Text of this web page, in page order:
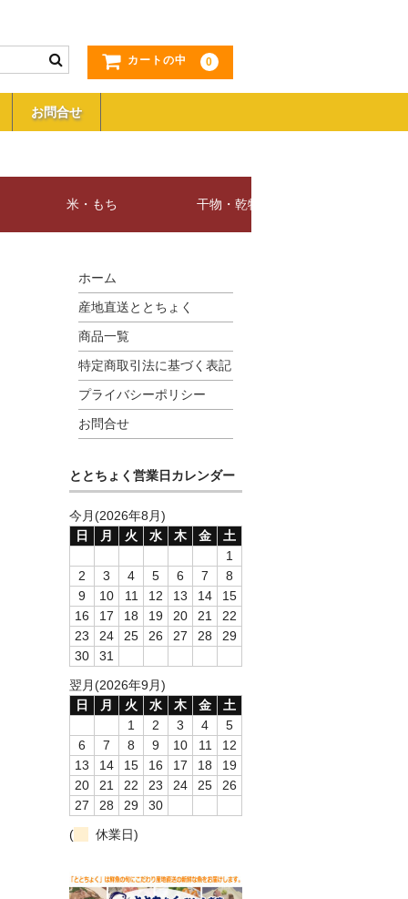
カートの中 0
お問合せ
米・もち 干物・乾物
ホーム
産地直送ととちょく
商品一覧
特定商取引法に基づく表記
プライバシーポリシー
お問合せ
ととちょく営業日カレンダー
今月(2026年8月)
日
月 火 水 木 金
土
1
2
3 4 5 6 7
8
9
10 11 12 13 14
15
16
17 18 19 20 21
22
23
24 25 26 27 28
29
30
31
翌月(2026年9月)
日
月 火 水 木 金
土
1
2 3 4
5
6
7 8 9 10 11
12
13
14 15 16 17 18
19
20
21 22 23 24 25
26
27
28 29
30
(
休業日)